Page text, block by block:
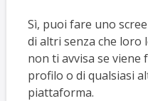
Sì, puoi fare uno
di altri senza che loro
non ti avvisa se
profilo o di qualsiasi
piattaforma.